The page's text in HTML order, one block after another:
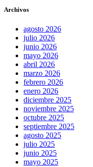
Archivos
agosto 2026
julio 2026
junio 2026
mayo 2026
abril 2026
marzo 2026
febrero 2026
enero 2026
diciembre 2025
noviembre 2025
octubre 2025
septiembre 2025
agosto 2025
julio 2025
junio 2025
mayo 2025